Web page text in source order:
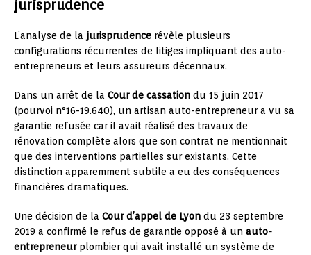
jurisprudence
L’analyse de la jurisprudence révèle plusieurs
configurations récurrentes de litiges impliquant des auto-
entrepreneurs et leurs assureurs décennaux.
Dans un arrêt de la Cour de cassation du 15 juin 2017
(pourvoi n°16-19.640), un artisan auto-entrepreneur a vu sa
garantie refusée car il avait réalisé des travaux de
rénovation complète alors que son contrat ne mentionnait
que des interventions partielles sur existants. Cette
distinction apparemment subtile a eu des conséquences
financières dramatiques.
Une décision de la Cour d’appel de Lyon du 23 septembre
2019 a confirmé le refus de garantie opposé à un auto-
entrepreneurplombier qui avait installé un système de